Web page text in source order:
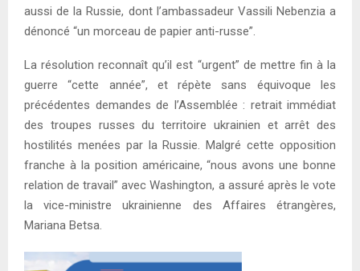
aussi de la Russie, dont l’ambassadeur Vassili Nebenzia a
dénoncé “un morceau de papier anti-russe”.
La résolution reconnaît qu’il est “urgent” de mettre fin à la
guerre “cette année”, et répète sans équivoque les
précédentes demandes de l’Assemblée : retrait immédiat
des troupes russes du territoire ukrainien et arrêt des
hostilités menées par la Russie. Malgré cette opposition
franche à la position américaine, “nous avons une bonne
relation de travail” avec Washington, a assuré après le vote
la vice-ministre ukrainienne des Affaires étrangères,
Mariana Betsa.